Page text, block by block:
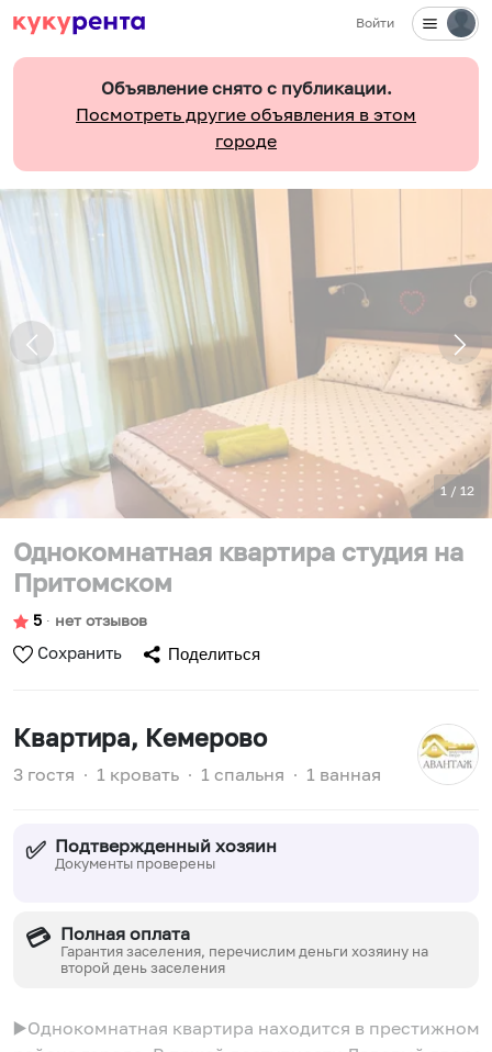
Войти
Объявление снято с публикации.
Посмотреть другие объявления в этом
городе
1 / 12
Однокомнатная квартира студия на
Притомском
5 ∙ нет отзывов
Сохранить Поделиться
Квартира, Кемерово
3 гостя ∙ 1 кровать ∙ 1 спальня ∙ 1 ванная
✅ Подтвержденный хозяин
Документы проверены
💳 Полная оплата
Гарантия заселения, перечислим деньги хозяину на
второй день заселения
▶️Однокомнатная квартира находится в престижном